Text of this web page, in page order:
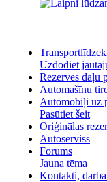
Uzdodiet
Rezerves daļu
Automašīnu
Automobiļi uz
Pasūtiet šeit
Oriģinālas
Autoserviss
Forums
Jauna tēma
Kontakti,